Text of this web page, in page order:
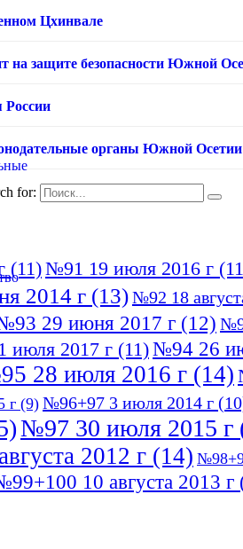
Цхинвале
на защите безопасности Южной
России
органы Южной Осетии
for:
(11)№91 19 июля 2016 г
2014 г (13)№92 18
29 июня 2017 г (12)
июля 2017 г (11)№94 26
28 июля 2016 г (14)
г (9) №96+97 3 июля 2014 г
№97 30 июля 2015 г
2012 г (14)
10 августа 2013 г